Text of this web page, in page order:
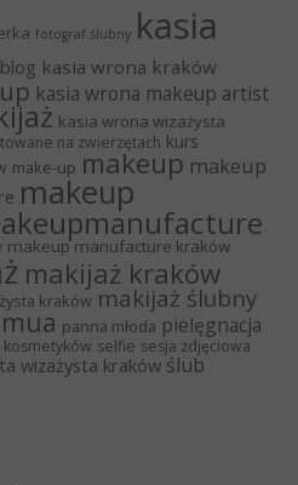
fotograf ślubny kasia
kasia wrona kraków
kasia wrona makeup artist
kasia wrona wizażysta
na zwierzętach kurs
make-up makeup makeup
makeup
makeup manufacture kraków
makijaż kraków
kraków makijaż ślubny
mua panna młoda pielęgnacja
selfie sesja zdjęciowa
wizażysta kraków ślub